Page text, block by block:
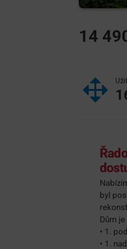
14
byl
Dům
• 1.
• 1.